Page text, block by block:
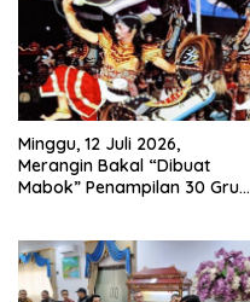
Minggu, 12 Juli 2026,
Merangin Bakal “Dibuat
Mabok” Penampilan 30 Grup